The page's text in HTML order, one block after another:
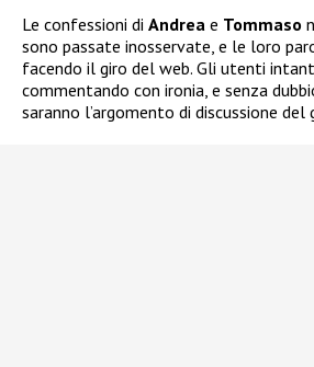
Le confessioni di Andrea e Tommaso
sono passate inosservate, e le loro
facendo il giro del web. Gli utenti
commentando con ironia, e senza
saranno l’argomento di discussione del